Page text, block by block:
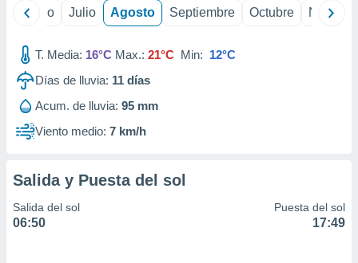
1199
Junio Julio Agosto Septiembre Octubre
T. Media: 16°C Max.: 21°C Min: 12°C
Días de lluvia: 11 días
Acum. de lluvia: 95 mm
Viento medio: 7 km/h
Salida y Puesta del sol
Salida del sol
06:50
Puesta del sol
17:49